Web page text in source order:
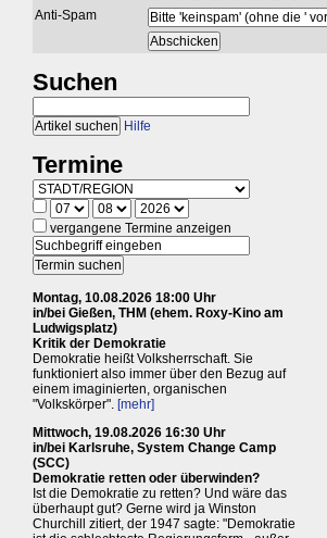
Anti-Spam
Suchen
Hilfe
Termine
vergangene Termine anzeigen
Montag, 10.08.2026 18:00 Uhr
in/bei Gießen, THM (ehem. Roxy-Kino am
Ludwigsplatz)
Kritik der Demokratie
Demokratie heißt Volksherrschaft. Sie
funktioniert also immer über den Bezug auf
einem imaginierten, organischen
"Volkskörper". [mehr]
Mittwoch, 19.08.2026 16:30 Uhr
in/bei Karlsruhe, System Change Camp
(SCC)
Demokratie retten oder überwinden?
Ist die Demokratie zu retten? Und wäre das
überhaupt gut? Gerne wird ja Winston
Churchill zitiert, der 1947 sagte: "Demokratie